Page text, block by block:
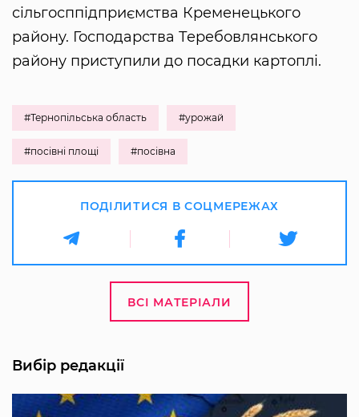
сільгосппідприємства Кременецького
району. Господарства Теребовлянського
району приступили до посадки картоплі.
#Тернопільська область #урожай
#посівні площі #посівна
ПОДІЛИТИСЯ В СОЦМЕРЕЖАХ
ВСІ МАТЕРІАЛИ
Вибір редакції